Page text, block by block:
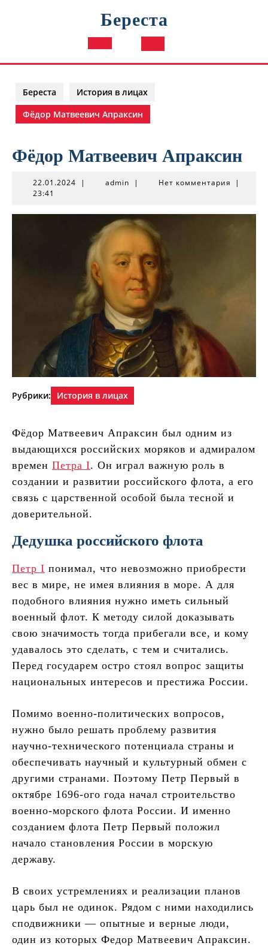
Береста
Кнопка
Береста
История в лицах
Фёдор Матвеевич Апраксин
Фёдор Матвеевич Апраксин
22.01.2024 22.01.2024
| adminadmin
| Нет комментария
|
23:41
Рубрики: История в лицах
Фёдор Матвеевич Апраксин был одним из
выдающихся российских моряков и адмиралом
времен Петра I. Он играл важную роль в
создании и развитии российского флота, а его
связь с царственной особой была тесной и
доверительной.
Дедушка российского флота
Петр I понимал, что невозможно приобрести
вес в мире, не имея влияния в море. А для
подобного влияния нужно иметь сильный
военный флот. К методу силой доказывать
свою значимость тогда прибегали все, и кому
удавалось это сделать, с тем и считались.
Перед государем остро стоял вопрос защиты
национальных интересов и престижа России.
Помимо военно-политических вопросов,
нужно было решать проблему развития
научно-технического потенциала страны и
обеспечивать научный и культурный обмен с
другими странами. Поэтому Петр Первый в
октябре 1696-ого года начал строительство
военно-морского флота России. И именно
созданием флота Петр Первый положил
начало становления России в морскую
державу.
В своих устремлениях и реализации планов
царь был не одинок. Рядом с ними находились
сподвижники — опытные и верные люди,
один из которых Федор Матвеевич Апраксин.